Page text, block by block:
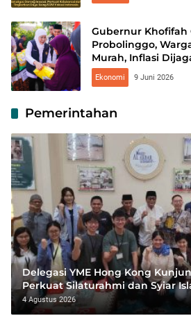
Gubernur Khofifah
Probolinggo,
Murah, Inflasi
Diperkuat
Ekonomi 9 Juni 2026
Pemerintahan
Delegasi YME Hong Kong
Perkuat Silaturahmi dan Syiar
‘Alamin
4 Agustus 2026